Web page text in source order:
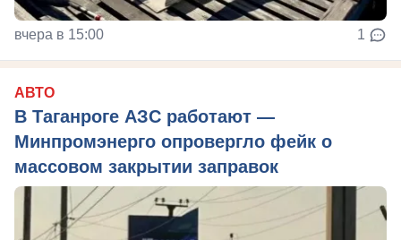
вчера в 15:00 1
АВТО
В Таганроге АЗС работают —
Минпромэнерго опровергло фейк о
массовом закрытии заправок